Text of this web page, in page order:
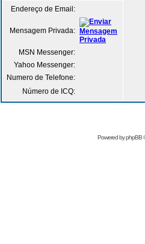
Endereço de Email:
Mensagem Privada:
MSN Messenger:
Yahoo Messenger:
Numero de Telefone:
Número de ICQ:
Powered byphpBB